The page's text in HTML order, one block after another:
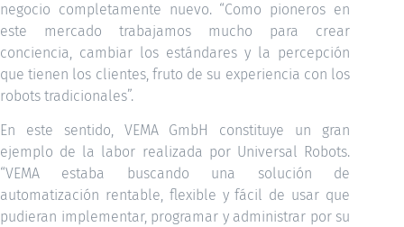
negocio completamente nuevo. “Como pioneros en
este mercado trabajamos mucho para crear
conciencia, cambiar los estándares y la percepción
que tienen los clientes, fruto de su experiencia con los
robots tradicionales”.
En este sentido, VEMA GmbH constituye un gran
ejemplo de la labor realizada por Universal Robots.
“VEMA estaba buscando una solución de
automatización rentable, flexible y fácil de usar que
pudieran implementar, programar y administrar por su